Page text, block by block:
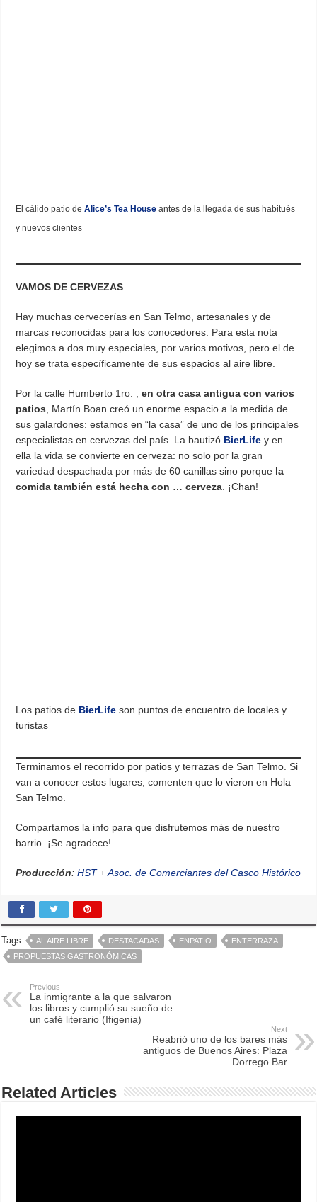
El cálido patio deAlice’s Tea House antes de la llegada de sus habitués
y nuevos clientes
VAMOS DE CERVEZAS
Hay muchas cervecerías en San Telmo, artesanales y de
marcas reconocidas para los conocedores. Para esta nota
elegimos a dos muy especiales, por varios motivos, pero el de
hoy se trata específicamente de sus espacios al aire libre.
Por la calle Humberto 1ro. ,en otra casa antigua con varios
patios , Martín Boan creó un enorme espacio a la medida de
sus galardones: estamos en “la casa” de uno de los principales
especialistas en cervezas del país. La bautizó BierLifey en
ella la vida se convierte en cerveza: no solo por la gran
variedad despachada por más de 60 canillas sino porque la
comida también está hecha con … cerveza . ¡Chan!
Los patios de BierLife son puntos de encuentro de locales y
turistas
Terminamos el recorrido por patios y terrazas de San Telmo. Si
van a conocer estos lugares, comenten que lo vieron en Hola
San Telmo.
Compartamos la info para que disfrutemos más de nuestro
barrio. ¡Se agradece!
Producción:HST +Asoc. de Comerciantes del Casco Histórico
Tags AL AIRE LIBRE DESTACADAS ENPATIO
ENTERRAZA
PROPUESTAS GASTRONÓMICAS
Previous
La inmigrante a la que salvaron
los libros y cumplió su sueño de
un café literario (Ifigenia)
Next
Reabrió uno de los bares más
antiguos de Buenos Aires: Plaza
Dorrego Bar
Related Articles